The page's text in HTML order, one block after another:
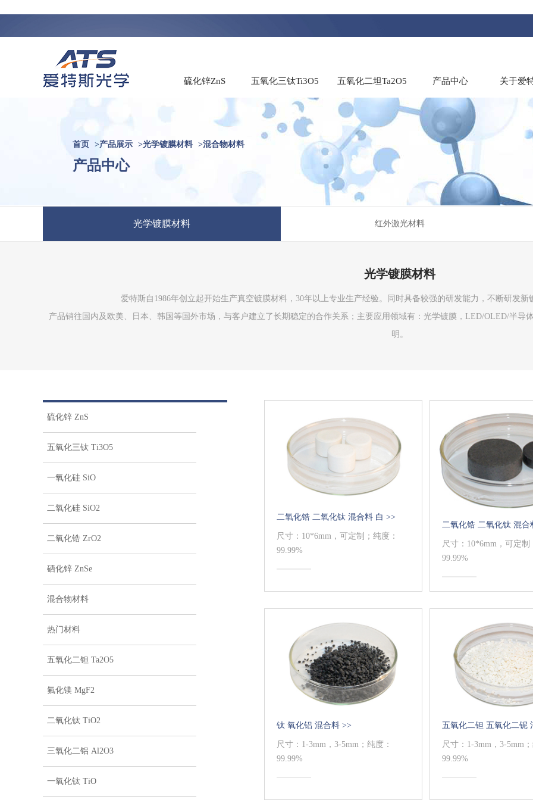
硫化锌ZnS 五氧化三钛Ti3O5 五氧化二坦Ta2O5 产品中心 关于爱
首页 >产品展示 >光学镀膜材料 >混合物材料
产品中心
光学镀膜材料 红外激光材料
光学镀膜材料
爱特斯自1986年创立起开始生产真空镀膜材料，30年以上专业生产经验。同时具备较强的研发能力，不断研发
产品销往国内及欧美、日本、韩国等国外市场，与客户建立了长期稳定的合作关系；主要应用领域有：光学镀膜，LED/OLED/半导
明。
硫化锌 ZnS
五氧化三钛 Ti3O5
一氧化硅 SiO
二氧化硅 SiO2
二氧化锆 ZrO2
硒化锌 ZnSe
混合物材料
热门材料
五氧化二钽 Ta2O5
氟化镁 MgF2
二氧化钛 TiO2
三氧化二铝 Al2O3
一氧化钛 TiO
二氧化锆 二氧化钛 混合料 白 >>
尺寸：10*6mm，可定制；纯度：
99.99%
二氧化锆 二氧化钛 混合
尺寸：10*6mm，可定制
99.99%
钛 氧化铝 混合料 >>
尺寸：1-3mm，3-5mm；纯度：
99.99%
五氧化二钽 五氧化二铌
尺寸：1-3mm，3-5mm
99.99%